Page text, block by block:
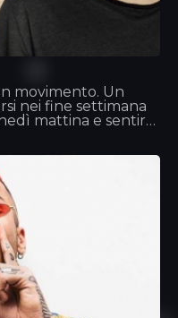
movimento. Un
nei fine settimana
mattina e sentirsi
e l’avventura.
aiuta a crescere.